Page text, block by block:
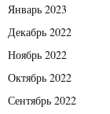
Январь 2023
Декабрь 2022
Ноябрь 2022
Октябрь 2022
Сентябрь 2022